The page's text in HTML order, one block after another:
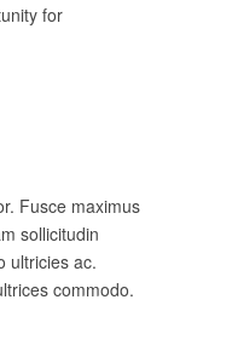
for
Fusce maximus
sollicitudin
ultricies ac.
commodo.